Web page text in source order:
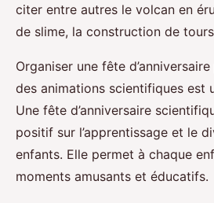
citer entre autres le volcan en
de slime, la construction de
Organiser une fête
des animations scientifiques est
Une fête d’anniversaire
positif sur l’apprentissage et le
enfants. Elle permet à chaque
moments amusants et éducatifs.